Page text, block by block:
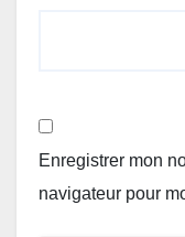
Enregistrer mon
navigateur pour